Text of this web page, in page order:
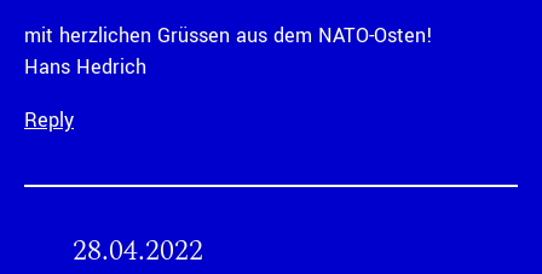
mit herzlichen Grüssen aus dem NATO-Osten!
Hans Hedrich
Reply
28.04.2022